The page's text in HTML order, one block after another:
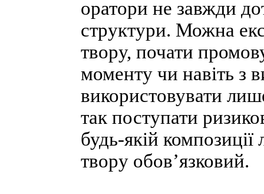
оратори не завжди
структури. Можна
твору, почати
моменту чи навіть з
використовувати
так поступати
будь-якій
твору обов’язковий.